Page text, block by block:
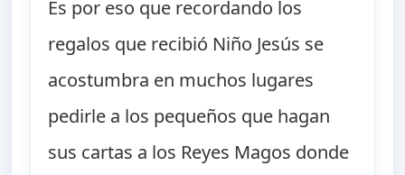
Es por eso que recordando los
regalos que recibió Niño Jesús se
acostumbra en muchos lugares
pedirle a los pequeños que hagan
sus cartas a los Reyes Magos donde